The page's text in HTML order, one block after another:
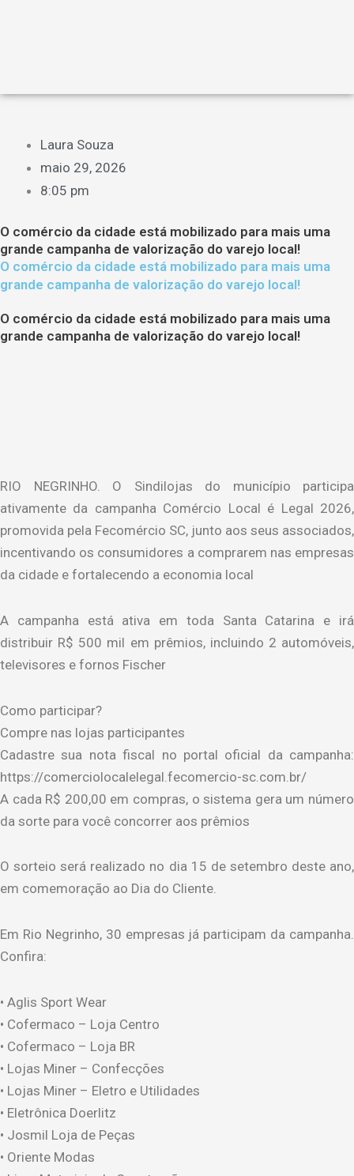
Laura Souza
maio 29, 2026
8:05 pm
O comércio da cidade está mobilizado para mais uma
grande campanha de valorização do varejo local!
O comércio da cidade está mobilizado para mais uma
grande campanha de valorização do varejo local!
O comércio da cidade está mobilizado para mais uma
grande campanha de valorização do varejo local!
RIO NEGRINHO. O Sindilojas do município participa
ativamente da campanha Comércio Local é Legal 2026,
promovida pela Fecomércio SC, junto aos seus associados,
incentivando os consumidores a comprarem nas empresas
da cidade e fortalecendo a economia local
A campanha está ativa em toda Santa Catarina e irá
distribuir R$ 500 mil em prêmios, incluindo 2 automóveis,
televisores e fornos Fischer
Como participar?
Compre nas lojas participantes
Cadastre sua nota fiscal no portal oficial da campanha:
https://comerciolocalelegal.fecomercio-sc.com.br/
A cada R$ 200,00 em compras, o sistema gera um número
da sorte para você concorrer aos prêmios
O sorteio será realizado no dia 15 de setembro deste ano,
em comemoração ao Dia do Cliente.
Em Rio Negrinho, 30 empresas já participam da campanha.
Confira:
• Aglis Sport Wear
• Cofermaco – Loja Centro
• Cofermaco – Loja BR
• Lojas Miner – Confecções
• Lojas Miner – Eletro e Utilidades
• Eletrônica Doerlitz
• Josmil Loja de Peças
• Oriente Modas